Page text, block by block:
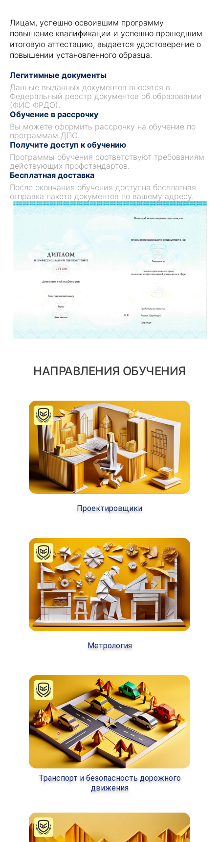
Лицам, успешно освоившим программу
повышение квалификации и успешно прошедшим
итоговую аттестацию, выдается удостоверение о
повышении установленного образца.
Легитимные документы
Данные выданных документов вносятся в
Федеральный реестр документов об образовании
(ФИС ФРДО).
Обучение в рассрочку
Вы можете оформить рассрочку на обучение по
программам ДПО.
Получите доступ к обучению
Программы обучения соответствуют требованиям
действующих профстандартов.
Бесплатная доставка
После окончания обучения доступна бесплатная
отправка пакета документов по вашему адресу.
НАПРАВЛЕНИЯ ОБУЧЕНИЯ
Проектировщики
Метрология
Транспорт и безопасность дорожного
движения